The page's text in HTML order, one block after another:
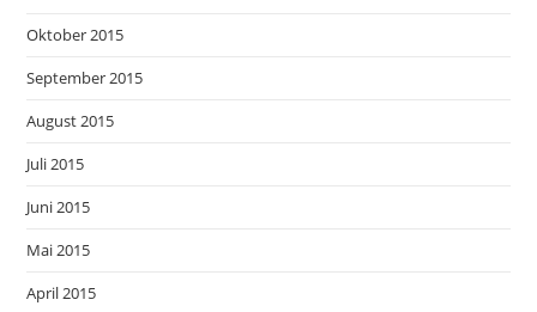
Oktober 2015
September 2015
August 2015
Juli 2015
Juni 2015
Mai 2015
April 2015